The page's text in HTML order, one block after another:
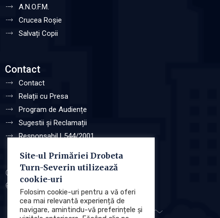
A.N.O.F.M.
Crucea Roșie
Salvați Copii
Contact
Contact
Relații cu Presa
Program de Audiențe
Sugestii și Reclamații
Responsabil L544/2001
Protecția datelor cu caracter personale (GDPR)
Site-ul Primăriei Drobeta
Turn-Severin utilizează
cookie-uri
Folosim cookie-uri pentru a vă oferi
cea mai relevantă experiență de
navigare, amintindu-vă preferințele și